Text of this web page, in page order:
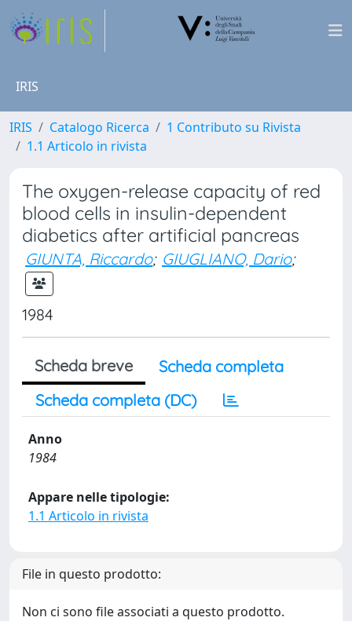
IRIS
IRIS Catalogo Ricerca
1 Contributo su Rivista
1.1 Articolo in rivista
The oxygen-release capacity of red
blood cells in insulin-dependent
diabetics after artificial pancreas
GIUNTA, Riccardo; GIUGLIANO, Dario;
1984
Scheda breve
Scheda completa
Scheda completa (DC)
Anno
1984
Appare nelle tipologie:
1.1 Articolo in rivista
File in questo prodotto:
Non ci sono file associati a questo prodotto.